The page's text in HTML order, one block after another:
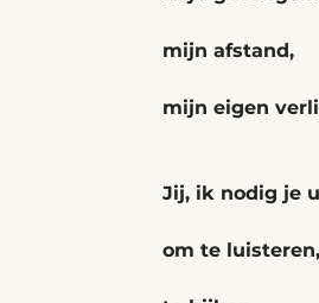
mijn afstand,
mijn eigen
Jij, ik nodig je
om te luisteren,